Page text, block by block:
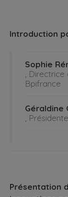
Introduction
Sophie
,
Bpifrance
Géraldine
,
Présentation